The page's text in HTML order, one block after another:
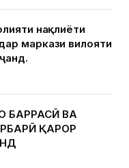
маркази вилояти
БАРРАСӢ ВА
ҚАРОР